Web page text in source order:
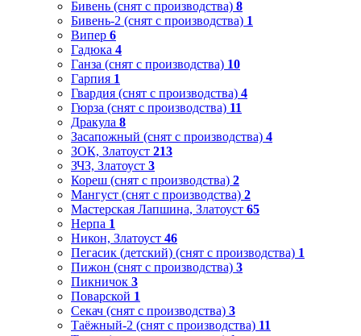
Бивень (снят с производства) 8
Бивень-2 (снят с производства) 1
Випер 6
Гадюка 4
Ганза (снят с производства) 10
Гарпия 1
Гвардия (снят с производства) 4
Гюрза (снят с производства) 11
Дракула 8
Засапожный (снят с производства) 4
ЗОК, Златоуст 213
ЗЧЗ, Златоуст 3
Кореш (снят с производства) 2
Мангуст (снят с производства) 2
Мастерская Лапшина, Златоуст 65
Нерпа 1
Никон, Златоуст 46
Пегасик (детский) (снят с производства) 1
Пижон (снят с производства) 3
Пикничок 3
Поварской 1
Секач (снят с производства) 3
Таёжный-2 (снят с производства) 11